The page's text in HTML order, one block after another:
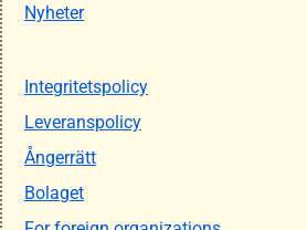
Nyheter
Integritetspolicy
Leveranspolicy
Ångerrätt
Bolaget